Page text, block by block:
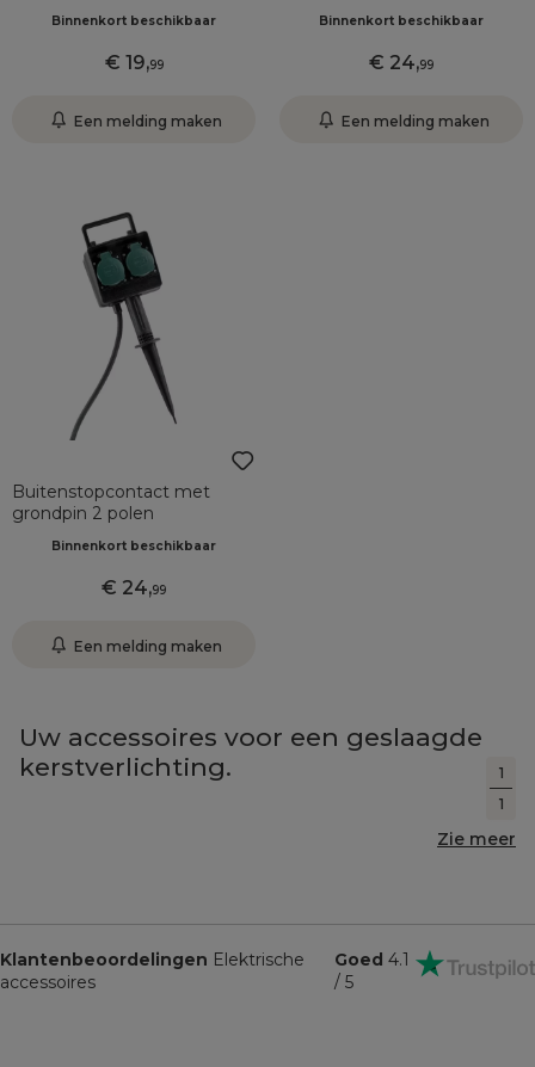
1
1
Binnenkort beschikbaar
19,99
Een melding maken
Binnenkort beschikbaar
24,99
Een melding maken
Buitenstopcontact met
grondpin 2 polen
Binnenkort beschikbaar
24,99
Een melding maken
Uw accessoires voor een geslaagde
kerstverlichting.
Zie meer
Klantenbeoordelingen Elektrische
accessoires
Goed 4.1
/ 5